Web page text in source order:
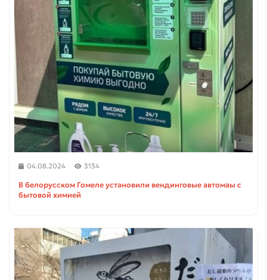
04.08.2024 3134
В белорусском Гомеле установили вендинговые автомаы с
бытовой химией